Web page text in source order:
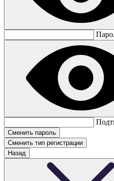
Сменить тип регистрации
Назад